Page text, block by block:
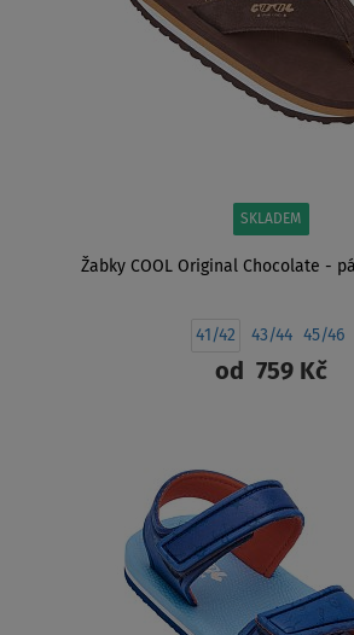
SKLADEM
Žabky COOL Original Chocolate -
41/42 43/44 45/46
od 759 Kč